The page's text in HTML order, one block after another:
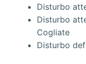
Disturbo
Disturbo
Cogliate
Disturbo